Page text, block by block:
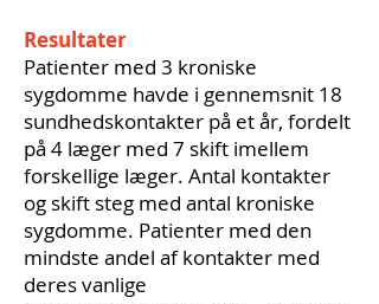
Resultater
Patienter med 3 kroniske
sygdomme havde i gennemsnit 18
sundhedskontakter på et år, fordelt
på 4 læger med 7 skift imellem
forskellige læger. Antal kontakter
og skift steg med antal kroniske
sygdomme. Patienter med den
mindste andel af kontakter med
deres vanlige